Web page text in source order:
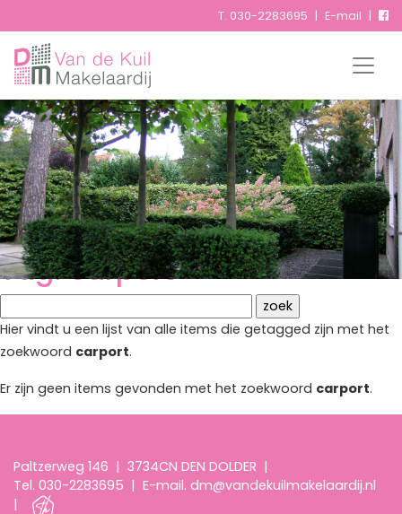
T. 030-2283695 | E-mail |
Tags
Tag: carport
Hier vindt u een lijst van alle items die getagged zijn met het
zoekwoord carport.
Er zijn geen items gevonden met het zoekwoord carport.
Paltzerweg 146 | 3734CN DEN DOLDER |
Tel. 030-2283695 | E-mail. dm@vandekuilmakelaardij.nl
|